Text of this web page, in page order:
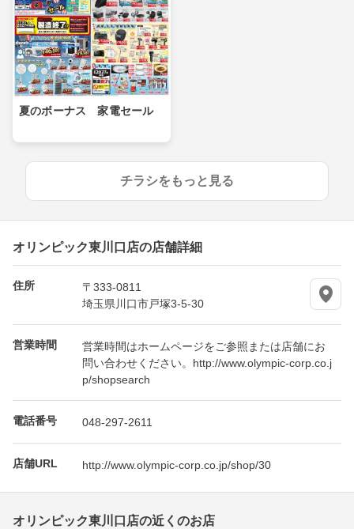
夏のボーナス 家電セール
チラシをもっと見る
オリンピック東川口店の店舗詳細
住所
〒333-0811
埼玉県川口市戸塚3-5-30
営業時間
営業時間はホームページをご参照または店舗にお
問い合わせください。http://www.olympic-corp.co.j
p/shopsearch
電話番号 048-297-2611
店舗URL http://www.olympic-corp.co.jp/shop/30
オリンピック東川口店の近くのお店